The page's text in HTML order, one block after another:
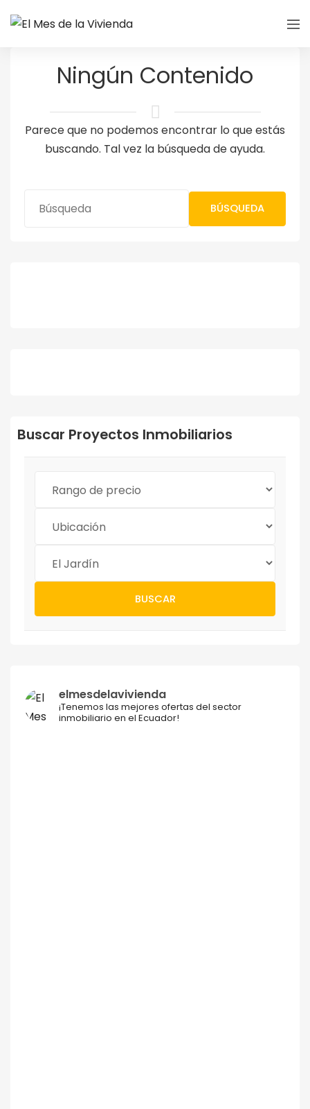
Ningún Contenido
Parece que no podemos encontrar lo que estás
buscando. Tal vez la búsqueda de ayuda.
BÚSQUEDA
Buscar Proyectos Inmobiliarios
BUSCAR
elmesdelavivienda
¡Tenemos las mejores ofertas del sector
inmobiliario en el Ecuador!